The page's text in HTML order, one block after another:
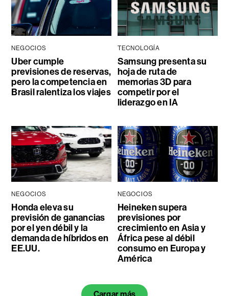
NEGOCIOS
Uber cumple
previsiones de reservas,
pero la competencia en
Brasil ralentiza los viajes
TECNOLOGÍA
Samsung presenta su
hoja de ruta de
memorias 3D para
competir por el
liderazgo en IA
NEGOCIOS
Honda eleva su
previsión de ganancias
por el yen débil y la
demanda de híbridos en
EE.UU.
NEGOCIOS
Heineken supera
previsiones por
crecimiento en Asia y
África pese al débil
consumo en Europa y
América